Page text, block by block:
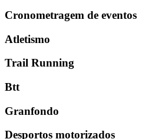
Cronometragem de eventos
Atletismo
Trail Running
Btt
Granfondo
Desportos motorizados